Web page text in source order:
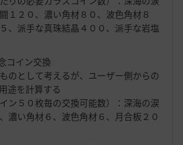
１２０、濃い角材８０、波色角材８
、派手な真珠結晶４００、派手な岩塩
コイン交換
のとして考えるが、ユーザー側からの
途を計算する
ン５０枚毎の交換可能数）：深海の涙
濃い角材６、波色角材６、月合板２０